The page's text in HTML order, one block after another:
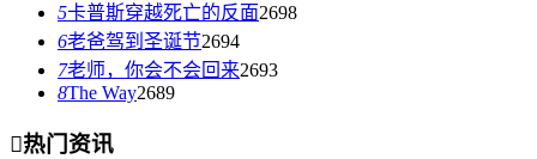
5卡普斯穿越死亡的反面2698
6老爸驾到圣诞节2694
7老师，你会不会回来2693
8The Way2689
热门资讯